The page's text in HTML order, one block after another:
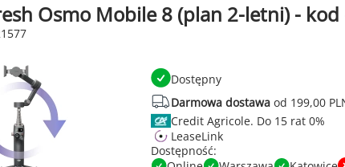
Osmo Mobile 8 (plan 2-letni) -
Dostępny
Darmowa dostawaod 199,00
Credit Agricole.
LeaseLink
Dostępność: